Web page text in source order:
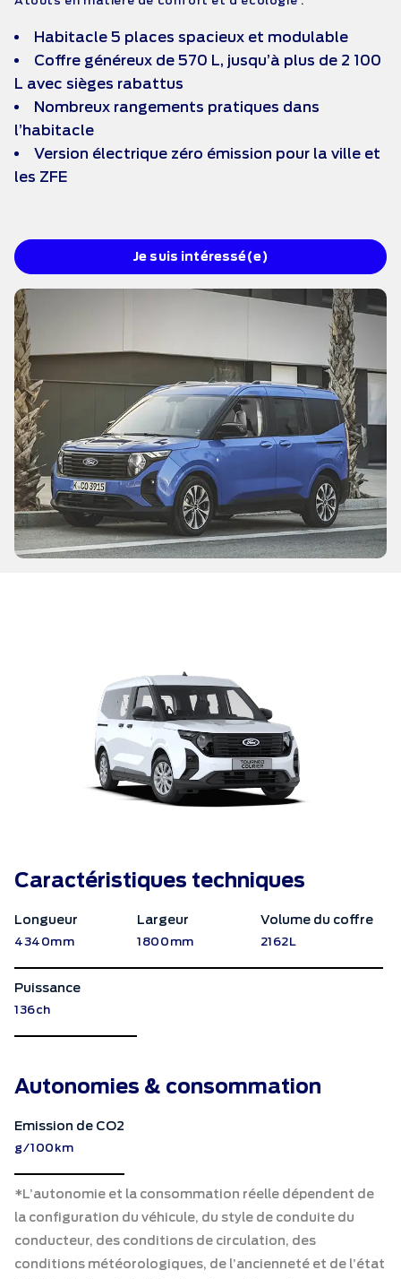
Habitacle 5 places spacieux et modulable
Coffre généreux de 570 L, jusqu’à plus de 2 100
L avec sièges rabattus
Nombreux rangements pratiques dans
l’habitacle
Version électrique zéro émission pour la ville et
les ZFE
Je suis intéressé(e)
Caractéristiques techniques
Longueur
4340mm
Largeur
1800mm
Volume du coffre
2162L
Puissance
136ch
Autonomies & consommation
Emission de CO2
g/100km
*L’autonomie et la consommation réelle dépendent de
la configuration du véhicule, du style de conduite du
conducteur, des conditions de circulation, des
conditions météorologiques, de l’ancienneté et de l’état